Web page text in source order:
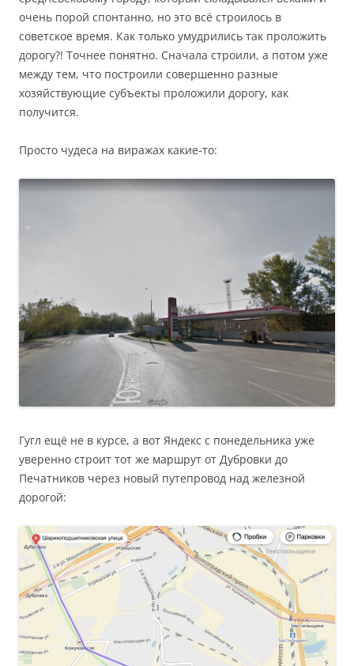
очень порой спонтанно, но это всё строилось в
советское время. Как только умудрились так проложить
дорогу?! Точнее понятно. Сначала строили, а потом уже
между тем, что построили совершенно разные
хозяйствующие субъекты проложили дорогу, как
получится.
Просто чудеса на виражах какие-то:
Гугл ещё не в курсе, а вот Яндекс с понедельника уже
уверенно строит тот же маршрут от Дубровки до
Печатников через новый путепровод над железной
дорогой: